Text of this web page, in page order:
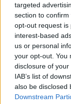
targeted
section to
opt-out request is
interest-based
us or personal
your opt-out. You
disclosure of
IAB’s list of
also be disclosed
Downstream
αυτό που
της έχω
που πάντα
αλλά και
«Αυτό το
προσωπική